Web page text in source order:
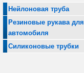
Нейлоновая труба
Резиновые рукава для
автомобиля
Силиконовые трубки